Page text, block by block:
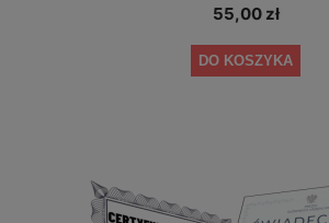
55,00 zł
DO KOSZYKA